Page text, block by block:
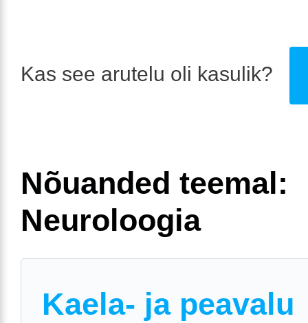
Kas see arutelu oli kasulik?
Nõuanded teemal:
Neuroloogia
Kaela- ja peavalu